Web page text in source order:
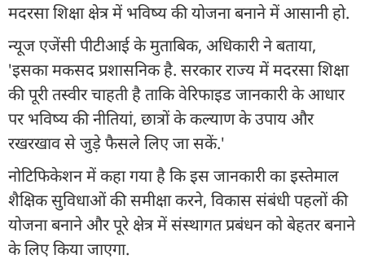
मदरसा शिक्षा क्षेत्र में भविष्य की योजना बनाने में आसानी हो.
न्यूज एजेंसी पीटीआई के मुताबिक, अधिकारी ने बताया,
'इसका मकसद प्रशासनिक है. सरकार राज्य में मदरसा शिक्षा
की पूरी तस्वीर चाहती है ताकि वेरिफाइड जानकारी के आधार
पर भविष्य की नीतियां, छात्रों के कल्याण के उपाय और
रखरखाव से जुड़े फैसले लिए जा सकें.'
नोटिफिकेशन में कहा गया है कि इस जानकारी का इस्तेमाल
शैक्षिक सुविधाओं की समीक्षा करने, विकास संबंधी पहलों की
योजना बनाने और पूरे क्षेत्र में संस्थागत प्रबंधन को बेहतर बनाने
के लिए किया जाएगा.